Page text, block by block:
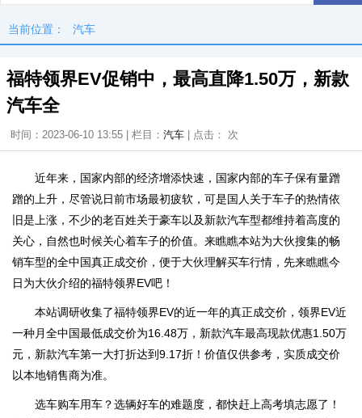
当前位置： 汽车
福特领界EV促销中，最高直降1.50万，新款
汽车全
时间：2023-06-10 13:55 | 栏目： 汽车 | 点击： 次
近年来，国家内部的经济增添快速，国家内部的车子保有量蹭
蹭的上升，尽管说日前市场最初疲软，可是国人关于车子的热情依
旧是上涨，不少的老百姓关于豪车以及新款汽车型都维持着高度的
关心，自然也时候关心着车子的价值。来瞧瞧本站为大伙搜集的畅
销车型的全中国真正成交价，便于大伙理解买车行情，先来瞧瞧今
日为大伙介绍的福特领界EV吧！
本站调研收集了福特领界EV的近一年的真正成交价，领界EV近
一种月全中国最低成交价为16.48万，新款汽车最高现款优惠1.50万
元，新款汽车第一大打折达到9.17折！价值仅供参考，实质成交价
以本地销售商为准。
选车购车用车？选辆好车的难题度，都快赶上高考填志愿了！